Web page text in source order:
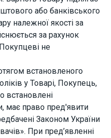
або банківського
належної якості за
за рахунок
не
встановленого
у Товарі, Покупець,
встановлені
має право пред'явити
Законом України
При пред’явленні